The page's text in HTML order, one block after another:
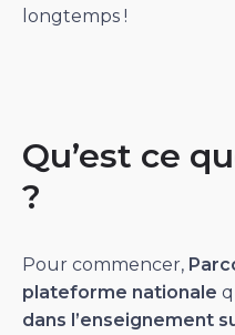
longtemps !
Qu’est ce
?
Pour commencer,
plateforme nationale
dans l’enseignement